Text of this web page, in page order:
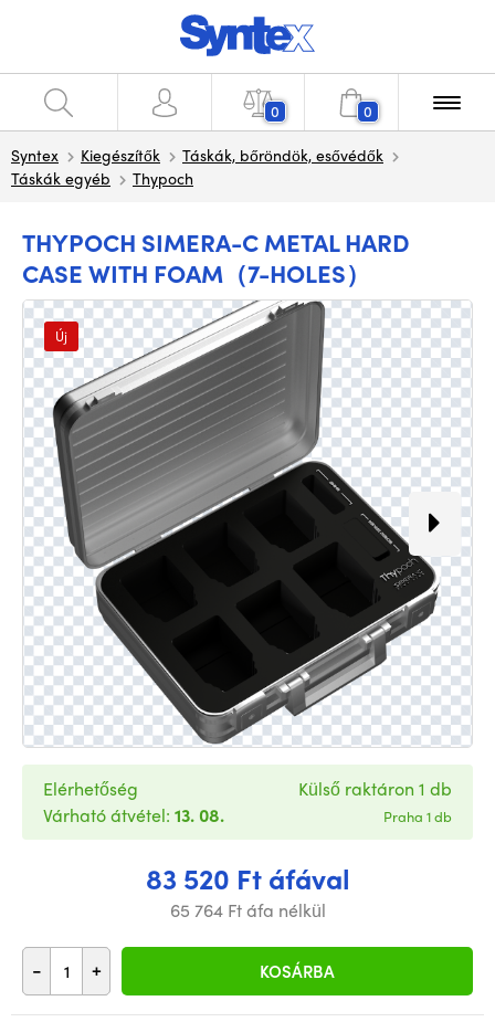
0 0
Syntex Kiegészítők
Táskák, bőröndök, esővédők
Táskák egyéb
Thypoch
THYPOCH SIMERA-C METAL HARD
CASE WITH FOAM（7-HOLES）
Új
83 520 Ft áfával
65 764 Ft áfa nélkül
- + KOSÁRBA
Elérhetőség
Várható átvétel: 13. 08.
Külső raktáron 1 db
Praha 1 db